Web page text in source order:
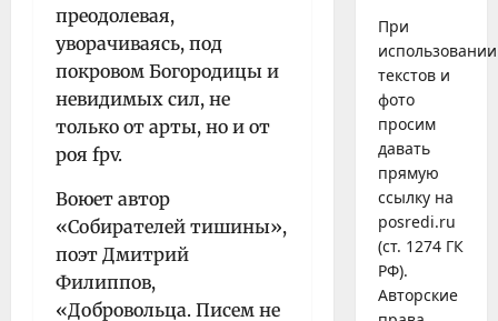
преодолевая,
уворачиваясь, под
покровом Богородицы и
невидимых сил, не
только от арты, но и от
роя fpv.
Воюет автор
«Собирателей тишины»,
поэт Дмитрий
Филиппов,
«Добровольца. Писем не
При
использовании
текстов и
фото
просим
давать
прямую
ссылку на
posredi.ru
(ст. 1274 ГК
РФ).
Авторские